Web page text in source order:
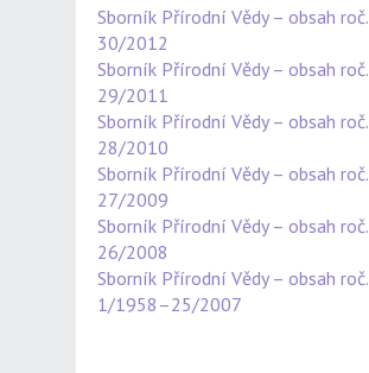
Sborník Přírodní Vědy – obsah roč.
30/2012
Sborník Přírodní Vědy – obsah roč.
29/2011
Sborník Přírodní Vědy – obsah roč.
28/2010
Sborník Přírodní Vědy – obsah roč.
27/2009
Sborník Přírodní Vědy – obsah roč.
26/2008
Sborník Přírodní Vědy – obsah roč.
1/1958–25/2007